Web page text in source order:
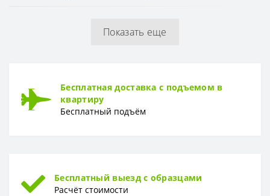
Показать еще
Бесплатная доставка с подъемом в
квартиру
Бесплатный подъём
Бесплатный выезд с образцами
Расчёт стоимости